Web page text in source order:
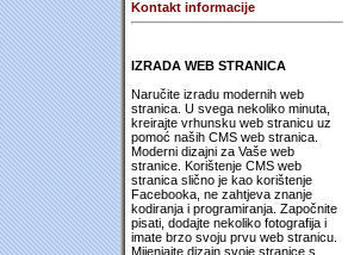
Kontakt informacije
IZRADA WEB STRANICA
Naručite izradu modernih web
stranica. U svega nekoliko minuta,
kreirajte vrhunsku web stranicu uz
pomoć naših CMS web stranica.
Moderni dizajni za Vaše web
stranice. Korištenje CMS web
stranica slično je kao korištenje
Facebooka, ne zahtjeva znanje
kodiranja i programiranja. Započnite
pisati, dodajte nekoliko fotografija i
imate brzo svoju prvu web stranicu.
Mijenjajte dizajn svoje stranice s